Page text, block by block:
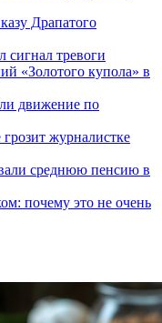
Драпатого
сигнал тревоги
«Золотого купола» в
движение по
грозит журналистке
среднюю пенсию в
почему это не очень